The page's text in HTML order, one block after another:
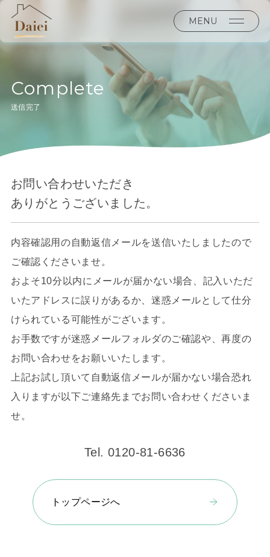
MENU
Complete
送信完了
お問い合わせいただき
ありがとうございました。
内容確認用の自動返信メールを送信いたしましたので
ご確認くださいませ。
およそ10分以内にメールが届かない場合、記入いただ
いたアドレスに誤りがあるか、迷惑メールとして仕分
けられている可能性がございます。
お手数ですが迷惑メールフォルダのご確認や、再度の
お問い合わせをお願いいたします。
上記お試し頂いて自動返信メールが届かない場合恐れ
入りますが以下ご連絡先までお問い合わせくださいま
せ。
Tel. 0120-81-6636
トップページへ